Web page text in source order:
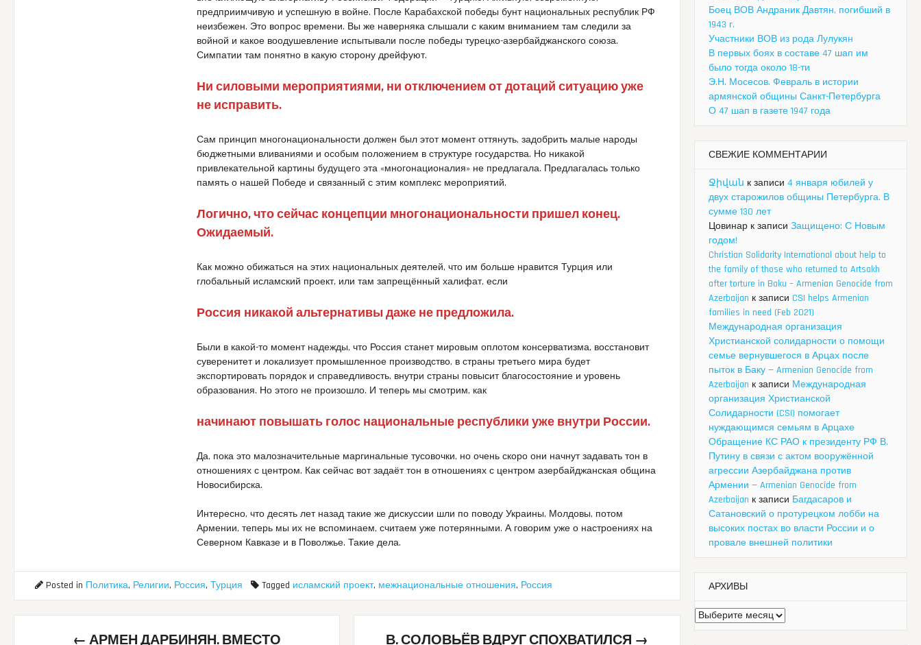
предприимчивую и успешную в войне. После Карабахской победы бунт национальных республик РФ
неизбежен. Это вопрос времени. Вы же наверняка слышали с каким вниманием там следили за
войной и какое воодушевление испытывали после победы турецко-азербайджанского союза.
Симпатии там понятно в какую сторону дрейфуют.
Ни силовыми мероприятиями, ни отключением от дотаций ситуацию уже
не исправить.
Сам принцип многонациональности должен был этот момент оттянуть, задобрить малые народы
бюджетными вливаниями и особым положением в структуре государства. Но никакой
привлекательной картины будущего эта «многонационалия» не предлагала. Предлагалась только
память о нашей Победе и связанный с этим комплекс мероприятий.
Логично, что сейчас концепции многонациональности пришел конец.
Ожидаемый.
Как можно обижаться на этих национальных деятелей, что им больше нравится Турция или
глобальный исламский проект, или там запрещённый халифат, если
Россия никакой альтернативы даже не предложила.
Были в какой-то момент надежды, что Россия станет мировым оплотом консерватизма, восстановит
суверенитет и локализует промышленное производство, в страны третьего мира будет
экспортировать порядок и справедливость, внутри страны повысит благосостояние и уровень
образования. Но этого не произошло. И теперь мы смотрим, как
начинают повышать голос национальные республики уже внутри России.
Да, пока это малозначительные маргинальные тусовочки, но очень скоро они начнут задавать тон в
отношениях с центром. Как сейчас вот задаёт тон в отношениях с центром азербайджанская община
Новосибирска.
Интересно, что десять лет назад такие же дискуссии шли по поводу Украины, Молдовы, потом
Армении, теперь мы их не вспоминаем, считаем уже потерянными. А говорим уже о настроениях на
Северном Кавказе и в Поволжье. Такие дела.
Posted in Политика, Религии, Россия, Турция Tagged исламский проект, межнациональные отношения, Россия
← АРМЕН ДАРБИНЯН. ВМЕСТО
В. СОЛОВЬЁВ ВДРУГ СПОХВАТИЛСЯ →
Боец ВОВ Андраник Давтян, погибший в
1943 г.
Участники ВОВ из рода Лулукян
В первых боях в составе 47 шап им
было тогда около 18-ти
Э.Н. Мосесов. Февраль в истории
армянской общины Санкт-Петербурга
О 47 шап в газете 1947 года
СВЕЖИЕ КОММЕНТАРИИ
Ջիվան к записи 4 января юбилей у
двух старожилов общины Петербурга. В
сумме 130 лет
Цовинар к записи Защищено: С Новым
годом!
Christian Solidarity International about help to
the family of those who returned to Artsakh
after torture in Baku – Armenian Genocide from
Azerbaijan к записи CSI helps Armenian
families in need (Feb 2021)
Международная организация
Христианской солидарности о помощи
семье вернувшегося в Арцах после
пыток в Баку — Armenian Genocide from
Azerbaijan к записи Международная
организация Христианской
Солидарности (CSI) помогает
нуждающимся семьям в Арцахе
Обращение КС РАО к президенту РФ В.
Путину в связи с актом вооружённой
агрессии Азербайджана против
Армении — Armenian Genocide from
Azerbaijan к записи Багдасаров и
Сатановский о протурецком лобби на
высоких постах во власти России и о
провале внешней политики
АРХИВЫ
Архивы